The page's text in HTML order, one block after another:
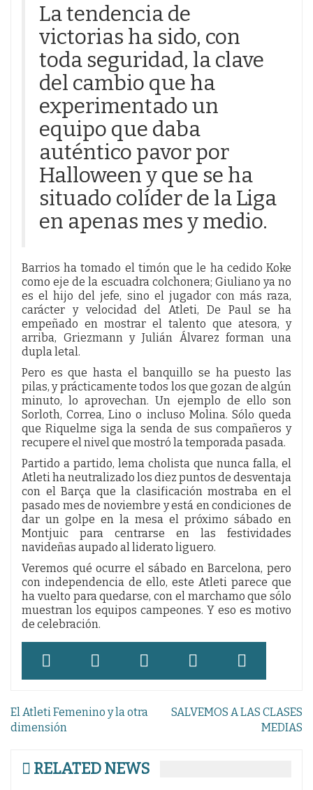
La tendencia de
victorias ha sido, con
toda seguridad, la clave
del cambio que ha
experimentado un
equipo que daba
auténtico pavor por
Halloween y que se ha
situado colíder de la Liga
en apenas mes y medio.
Barrios ha tomado el timón que le ha cedido Koke
como eje de la escuadra colchonera; Giuliano ya no
es el hijo del jefe, sino el jugador con más raza,
carácter y velocidad del Atleti, De Paul se ha
empeñado en mostrar el talento que atesora, y
arriba, Griezmann y Julián Álvarez forman una
dupla letal.
Pero es que hasta el banquillo se ha puesto las
pilas, y prácticamente todos los que gozan de algún
minuto, lo aprovechan. Un ejemplo de ello son
Sorloth, Correa, Lino o incluso Molina. Sólo queda
que Riquelme siga la senda de sus compañeros y
recupere el nivel que mostró la temporada pasada.
Partido a partido, lema cholista que nunca falla, el
Atleti ha neutralizado los diez puntos de desventaja
con el Barça que la clasificación mostraba en el
pasado mes de noviembre y está en condiciones de
dar un golpe en la mesa el próximo sábado en
Montjuic para centrarse en las festividades
navideñas aupado al liderato liguero.
Veremos qué ocurre el sábado en Barcelona, pero
con independencia de ello, este Atleti parece que
ha vuelto para quedarse, con el marchamo que sólo
muestran los equipos campeones. Y eso es motivo
de celebración.
Navegación
de
El Atleti Femenino y la otra
dimensión
SALVEMOS A LAS CLASES
MEDIAS
RELATED NEWS